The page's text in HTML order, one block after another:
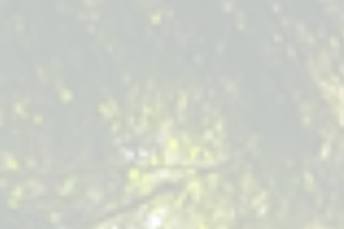
die Akzeptanz für die Renaturierung von
in der Bevölkerung zu schaffen.
im Rahmen des Programms wird erreicht,
Verdichtung kommunaler Aufgaben und
den Kommunen und Verbänden eine
Betreuung der Renaturierungsprojekte